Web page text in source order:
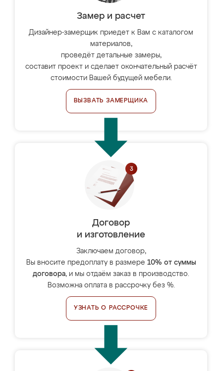
Замер и расчет
Дизайнер-замерщик приедет к Вам с каталогом
материалов,
проведёт детальные замеры,
составит проект и сделает окончательный расчёт
стоимости Вашей будущей мебели.
ВЫЗВАТЬ ЗАМЕРЩИКА
Договор
и изготовление
Заключаем договор,
Вы вносите предоплату в размере 10% от суммы
договора, и мы отдаём заказ в производство.
Возможна оплата в рассрочку без %.
УЗНАТЬ О РАССРОЧКЕ